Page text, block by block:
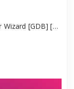
Mô hình Bandai 30MF Liber Wizard [GDB] [30MF]